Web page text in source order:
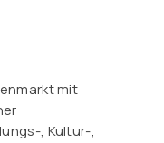
mit
, Kultur-,